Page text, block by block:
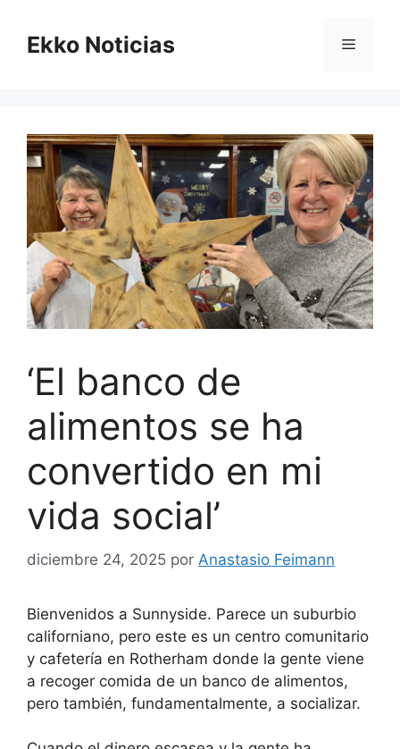
contenido
Ekko Noticias Menú
‘El banco de
alimentos se ha
convertido en mi
vida social’
diciembre 24, 2025 por Anastasio Feimann
Bienvenidos a Sunnyside. Parece un suburbio
californiano, pero este es un centro comunitario
y cafetería en Rotherham donde la gente viene
a recoger comida de un banco de alimentos,
pero también, fundamentalmente, a socializar.